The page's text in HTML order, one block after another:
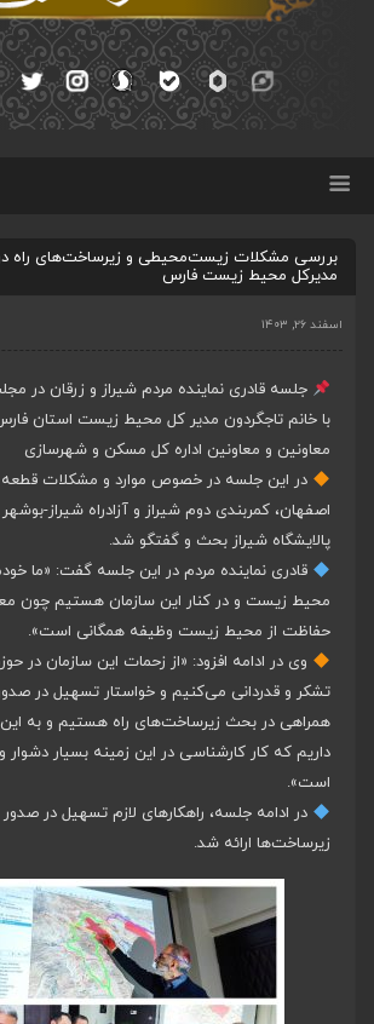
بررسی مشکلات زیست‌محیطی و زیرساخت‌های راه
مدیرکل محیط زیست فارس
اسفند ۲۶, ۱۴۰۳
جلسه قادری نماینده مردم شیراز و زرقان در
با خانم تاجگردون مدیر کل محیط زیست استان
معاونین و معاونین اداره کل مسکن و شهرسازی
اصفهان، کمربندی دوم شیراز و آزادراه شیراز-
پالایشگاه شیراز بحث و گفتگو شد.
قادری نماینده مردم در این جلسه گفت: «ما
محیط زیست و در کنار این سازمان هستیم چون
حفاظت از محیط زیست وظیفه همگانی است».
وی در ادامه افزود: «از زحمات این سازمان در
تشکر و قدردانی می‌کنیم و خواستار تسهیل در
همراهی در بحث زیرساخت‌های راه هستیم و به
داریم که کار کارشناسی در این زمینه بسیار
است».
در ادامه جلسه، راهکارهای لازم تسهیل در
زیرساخت‌ها ارائه شد.